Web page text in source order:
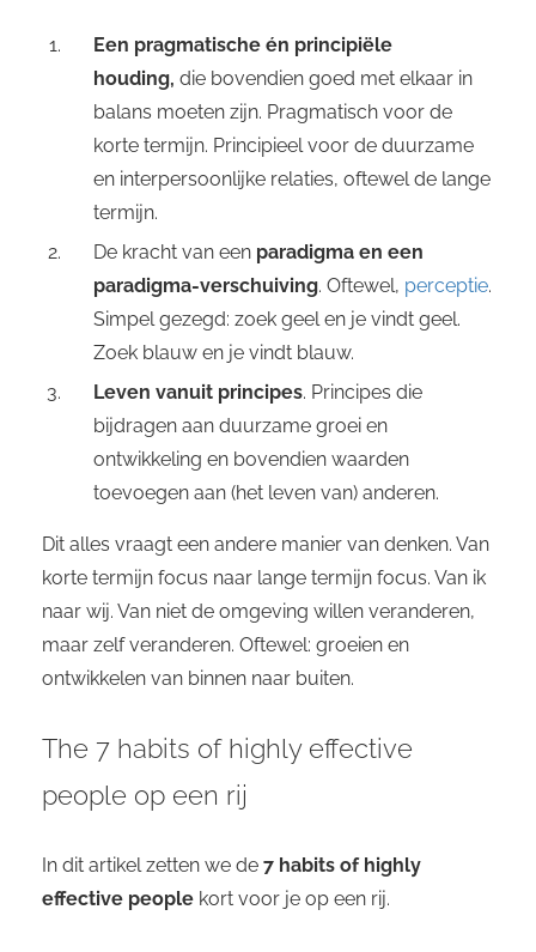
Een pragmatische én principiële
houding,die bovendien goed met elkaar in
balans moeten zijn. Pragmatisch voor de
korte termijn. Principieel voor de duurzame
en interpersoonlijke relaties, oftewel de lange
termijn.
De kracht van een paradigma en een
paradigma-verschuiving. Oftewel, perceptie.
Simpel gezegd: zoek geel en je vindt geel.
Zoek blauw en je vindt blauw.
Leven vanuit principes. Principes die
bijdragen aan duurzame groei en
ontwikkeling en bovendien waarden
toevoegen aan (het leven van) anderen.
Dit alles vraagt een andere manier van denken. Van
korte termijn focus naar lange termijn focus. Van ik
naar wij. Van niet de omgeving willen veranderen,
maar zelf veranderen. Oftewel: groeien en
ontwikkelen van binnen naar buiten.
The 7 habits of highly effective
people op een rij
In dit artikel zetten we de 7 habits of highly
effective people kort voor je op een rij.